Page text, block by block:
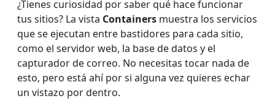
¿Tienes curiosidad por saber qué hace funcionar
tus sitios? La vista Containers muestra los servicios
que se ejecutan entre bastidores para cada sitio,
como el servidor web, la base de datos y el
capturador de correo. No necesitas tocar nada de
esto, pero está ahí por si alguna vez quieres echar
un vistazo por dentro.